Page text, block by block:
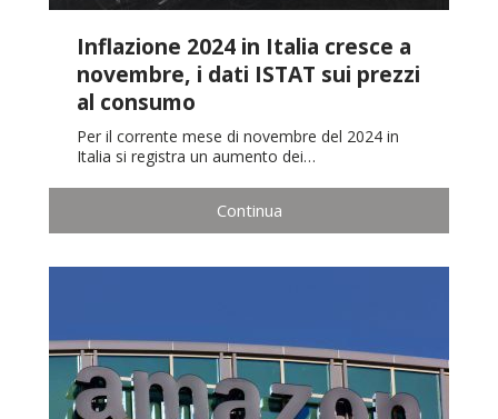
Inflazione 2024 in Italia cresce a
novembre, i dati ISTAT sui prezzi
al consumo
Per il corrente mese di novembre del 2024 in
Italia si registra un aumento dei…
Continua